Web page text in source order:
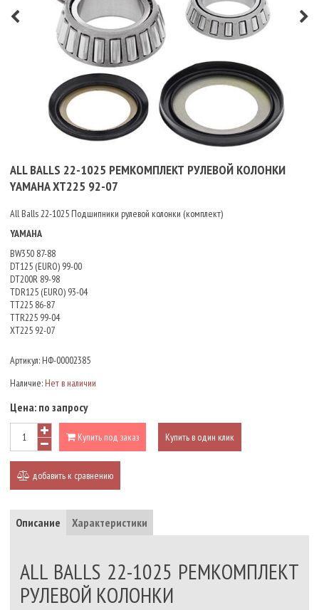
ALL BALLS 22-1025 РЕМКОМПЛЕКТ РУЛЕВОЙ КОЛОНКИ
YAMAHA XT225 92-07
All Balls 22-1025 Подшипники рулевой колонки (комплект)
YAMAHA
BW350 87-88
DT125 (EURO) 99-00
DT200R 89-98
TDR125 (EURO) 93-04
TT225 86-87
TTR225 99-04
XT225 92-07
Артикул: НФ-00002385
Наличие: Нет в наличии
Цена: по запросу
Купить под заказ Купить в один клик
добавить к сравнению
Описание Характеристики
ALL BALLS 22-1025 РЕМКОМПЛЕКТ
РУЛЕВОЙ КОЛОНКИ